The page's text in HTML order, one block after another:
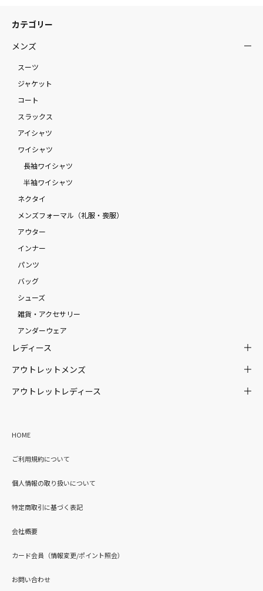
カテゴリー
メンズ
スーツ
ジャケット
コート
スラックス
アイシャツ
ワイシャツ
長袖ワイシャツ
半袖ワイシャツ
ネクタイ
メンズフォーマル（礼服・喪服）
アウター
インナー
パンツ
バッグ
シューズ
雑貨・アクセサリー
アンダーウェア
レディース
アウトレットメンズ
アウトレットレディース
HOME
ご利用規約について
個人情報の取り扱いについて
特定商取引に基づく表記
会社概要
カード会員（情報変更/ポイント照会）
お問い合わせ